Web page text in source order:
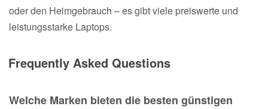
oder den Heimgebrauch – es gibt viele preiswerte und
leistungsstarke Laptops.
Frequently Asked Questions
Welche Marken bieten die besten günstigen